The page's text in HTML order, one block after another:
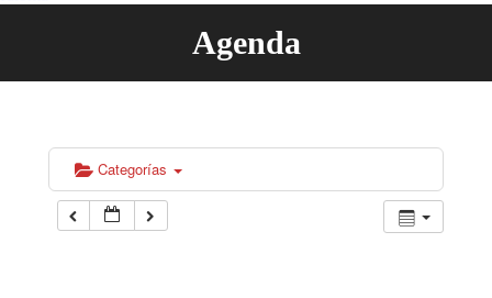
Agenda
Estás aquí:
Categorías